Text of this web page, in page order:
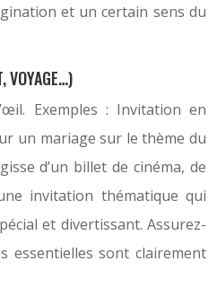
et un certain sens du
VOYAGE…)
Exemples : Invitation en
un mariage sur le thème du
d’un billet de cinéma, de
invitation thématique qui
et divertissant. Assurez-
essentielles sont clairement